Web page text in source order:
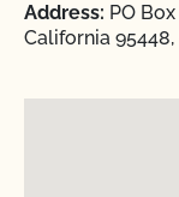
Address: PO
California 95448,